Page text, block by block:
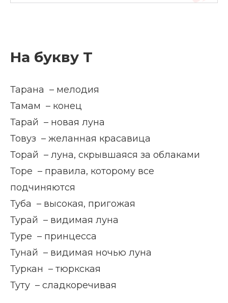
На букву Т
Тарана – мелодия
Тамам – конец
Тарай – новая луна
Товуз – желанная красавица
Торай – луна, скрывшаяся за облаками
Торе – правила, которому все
подчиняются
Туба – высокая, пригожая
Турай – видимая луна
Туре – принцесса
Тунай – видимая ночью луна
Туркан – тюркская
Туту – сладкоречивая